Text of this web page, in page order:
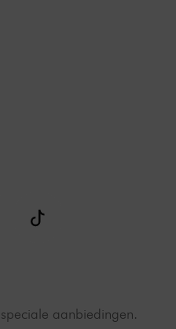
aanbiedingen.